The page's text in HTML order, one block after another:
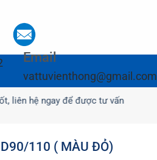
Email
vattuvienthong@gmail.com
ngay để được tư vấn
D90/110 ( MÀU ĐỎ)